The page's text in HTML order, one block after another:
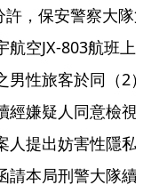
，保安警察大隊
航空JX-803航班上
男性旅客於同（2
經嫌疑人同意檢視
人提出妨害性隱私
請本局刑警大隊續